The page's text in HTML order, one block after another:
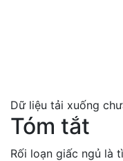
Dữ liệu tải xuống
Tóm tắt
Rối loạn giấc ngủ là